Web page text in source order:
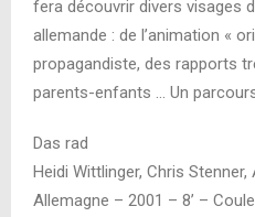
fera découvrir divers visages
allemande : de l’animation «
propagandiste, des rapports
parents-enfants … Un
Das rad
Heidi Wittlinger, Chris Stenner,
Allemagne – 2001 – 8’ –